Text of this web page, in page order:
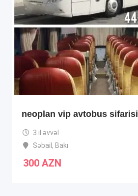
neoplan vip avtobus sifarisi
3 il əvvəl
Səbail , Bakı
300 AZN